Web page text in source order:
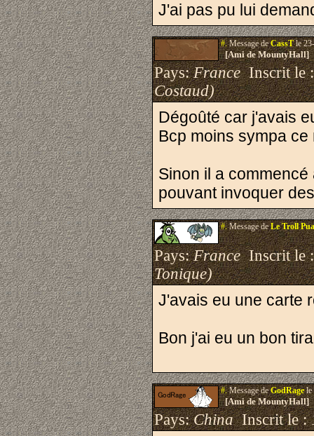
J'ai pas pu lui
#.Message deCassTle
[Ami de MountyHall]
Pays:FranceInscrit le
Costaud)
Dégoûté car j'avais
Bcp moins sympa
Sinon il a
pouvant invoquer
#.Message deLe Troll
Pays:FranceInscrit le
Tonique)
J'avais eu une carte
Bon j'ai eu un bon
#.Message deGodRagele
[Ami de MountyHall]
Pays:ChinaInscrit le :